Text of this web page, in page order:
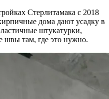
Стерлитамака с 2018
дома дают усадку в
штукатурки,
швы там, где это нужно.